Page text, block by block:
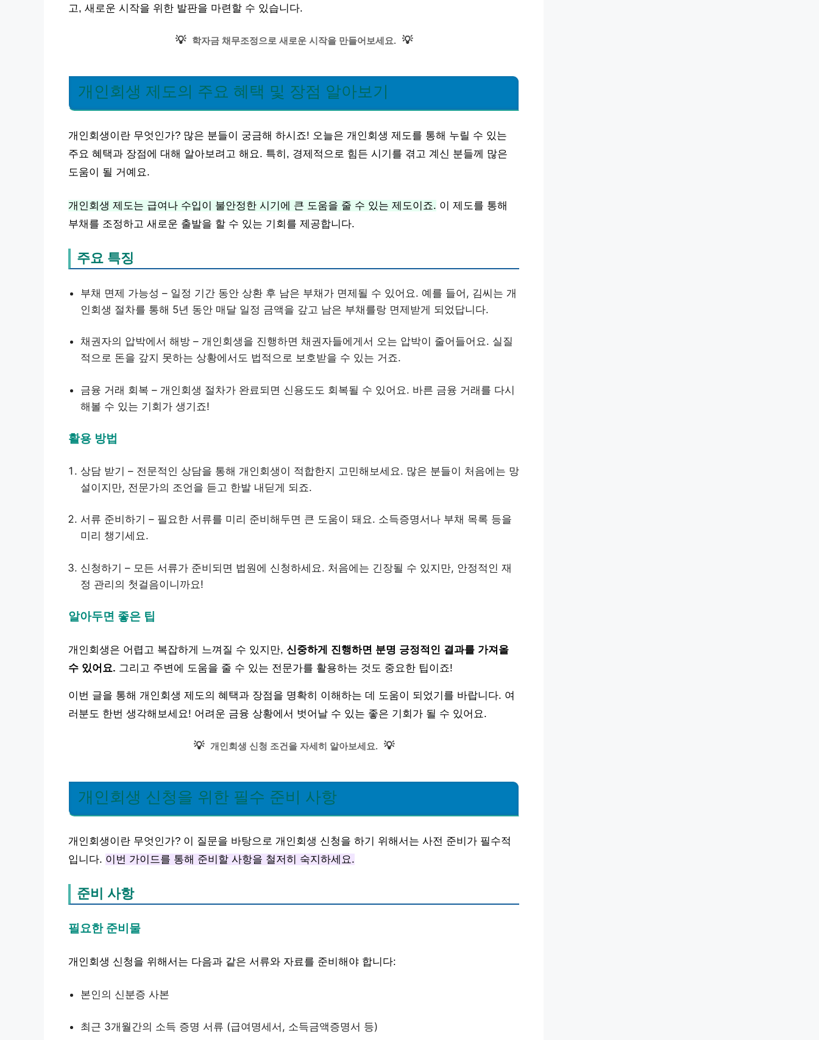
고, 새로운 시작을 위한 발판을 마련할 수 있습니다.
💡 학자금 채무조정으로 새로운 시작을 만들어보세요. 💡
개인회생 제도의 주요 혜택 및 장점 알아보기
개인회생이란 무엇인가? 많은 분들이 궁금해 하시죠! 오늘은 개인회생 제도를 통해 누릴 수 있는
주요 혜택과 장점에 대해 알아보려고 해요. 특히, 경제적으로 힘든 시기를 겪고 계신 분들께 많은
도움이 될 거예요.
개인회생 제도는 급여나 수입이 불안정한 시기에 큰 도움을 줄 수 있는 제도이죠. 이 제도를 통해
부채를 조정하고 새로운 출발을 할 수 있는 기회를 제공합니다.
주요 특징
부채 면제 가능성 – 일정 기간 동안 상환 후 남은 부채가 면제될 수 있어요. 예를 들어, 김씨는 개
인회생 절차를 통해 5년 동안 매달 일정 금액을 갚고 남은 부채를랑 면제받게 되었답니다.
채권자의 압박에서 해방 – 개인회생을 진행하면 채권자들에게서 오는 압박이 줄어들어요. 실질
적으로 돈을 갚지 못하는 상황에서도 법적으로 보호받을 수 있는 거죠.
금융 거래 회복 – 개인회생 절차가 완료되면 신용도도 회복될 수 있어요. 바른 금융 거래를 다시
해볼 수 있는 기회가 생기죠!
활용 방법
상담 받기 – 전문적인 상담을 통해 개인회생이 적합한지 고민해보세요. 많은 분들이 처음에는 망
설이지만, 전문가의 조언을 듣고 한발 내딛게 되죠.
서류 준비하기 – 필요한 서류를 미리 준비해두면 큰 도움이 돼요. 소득증명서나 부채 목록 등을
미리 챙기세요.
신청하기 – 모든 서류가 준비되면 법원에 신청하세요. 처음에는 긴장될 수 있지만, 안정적인 재
정 관리의 첫걸음이니까요!
알아두면 좋은 팁
개인회생은 어렵고 복잡하게 느껴질 수 있지만, 신중하게 진행하면 분명 긍정적인 결과를 가져올
수 있어요. 그리고 주변에 도움을 줄 수 있는 전문가를 활용하는 것도 중요한 팁이죠!
이번 글을 통해 개인회생 제도의 혜택과 장점을 명확히 이해하는 데 도움이 되었기를 바랍니다. 여
러분도 한번 생각해보세요! 어려운 금융 상황에서 벗어날 수 있는 좋은 기회가 될 수 있어요.
💡 개인회생 신청 조건을 자세히 알아보세요. 💡
개인회생 신청을 위한 필수 준비 사항
개인회생이란 무엇인가? 이 질문을 바탕으로 개인회생 신청을 하기 위해서는 사전 준비가 필수적
입니다. 이번 가이드를 통해 준비할 사항을 철저히 숙지하세요.
준비 사항
필요한 준비물
개인회생 신청을 위해서는 다음과 같은 서류와 자료를 준비해야 합니다:
본인의 신분증 사본
최근 3개월간의 소득 증명 서류 (급여명세서, 소득금액증명서 등)